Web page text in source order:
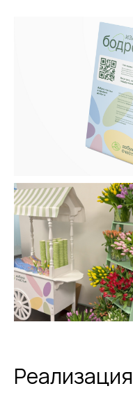
Реализация